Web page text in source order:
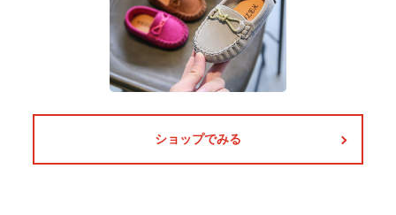
ショップでみる